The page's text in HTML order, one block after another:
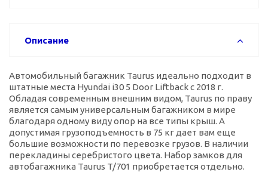
Описание
Автомобильный багажник Taurus идеально подходит в
штатные места Hyundai i30 5 Door Liftback с 2018 г.
Обладая современным внешним видом, Taurus по праву
является самым универсальным багажником в мире
благодаря одному виду опор на все типы крыш. А
допустимая грузоподъемность в 75 кг дает вам еще
большие возможности по перевозке грузов. В наличии
перекладины серебристого цвета. Набор замков для
автобагажника Taurus T/701 приобретается отдельно.